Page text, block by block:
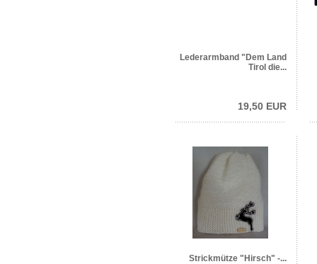
Lederarmband "Dem Land
Tirol die...
19,50 EUR
Strickmütze "Hirsch" -...